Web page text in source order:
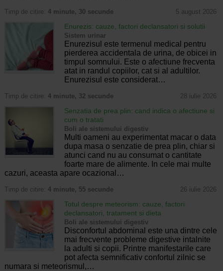
Timp de citire: 4 minute, 30 secunde 5 august 2026
Enurezis: cauze, factori declansatori si solutii
Sistem urinar
Enurezisul este termenul medical pentru
pierderea accidentala de urina, de obicei in
timpul somnului. Este o afectiune frecventa
atat in randul copiilor, cat si al adultilor.
Enurezisul este considerat…
Timp de citire: 4 minute, 32 secunde 28 iulie 2026
Senzatia de prea plin: cand indica o afectiune si
cum o tratati
Boli ale sistemului digestiv
Multi oameni au experimentat macar o data
dupa masa o senzatie de prea plin, chiar si
atunci cand nu au consumat o cantitate
foarte mare de alimente. In cele mai multe
cazuri, aceasta apare ocazional…
Timp de citire: 4 minute, 55 secunde 26 iulie 2026
Totul despre meteorism: cauze, factori
declansatori, tratament si dieta
Boli ale sistemului digestiv
Disconfortul abdominal este una dintre cele
mai frecvente probleme digestive intalnite
la adulti si copii. Printre manifestarile care
pot afecta semnificativ confortul zilnic se
numara si meteorismul,…